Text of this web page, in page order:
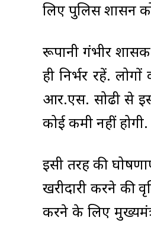
लिए पुलिस प्रशासन
रूपानी गंभीर
ही निर्भर रहें.
आर.एस. सोढी से
कोई कमी नहीं होगी.
इसी तरह की
खरीदारी करने की
करने के लिए